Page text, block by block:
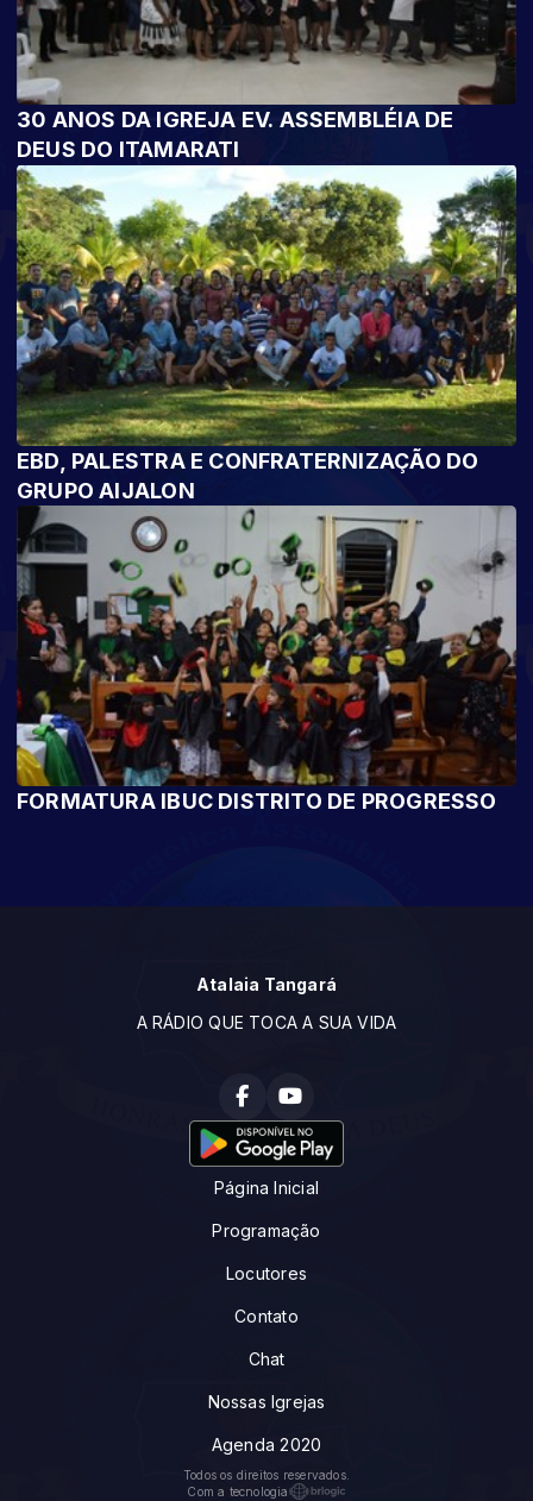
30 ANOS DA IGREJA EV. ASSEMBLÉIA DE
DEUS DO ITAMARATI
EBD, PALESTRA E CONFRATERNIZAÇÃO DO
GRUPO AIJALON
FORMATURA IBUC DISTRITO DE PROGRESSO
Atalaia Tangará
A RÁDIO QUE TOCA A SUA VIDA
Página Inicial
Programação
Locutores
Contato
Chat
Nossas Igrejas
Agenda 2020
Todos os direitos reservados.
Com a tecnologia